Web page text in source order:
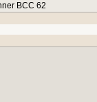
BCC 62